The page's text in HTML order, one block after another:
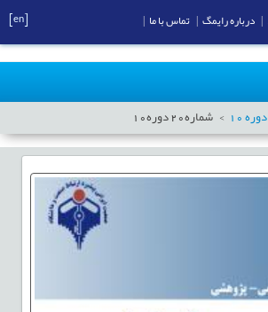
دوره10 شماره20دوره10
درباره رایمگ تماس با ما